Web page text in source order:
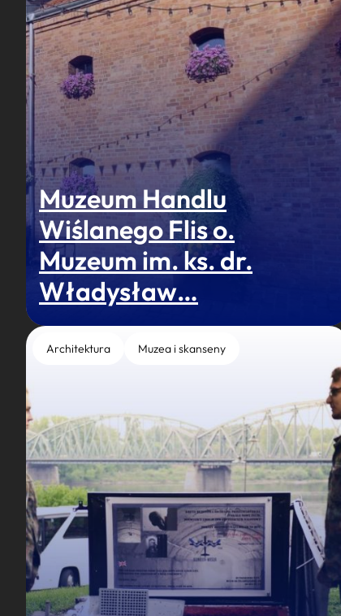
Muzeum Handlu
Wiślanego Flis o.
Muzeum im. ks. dr.
Władysław…
Architektura Muzea i skanseny